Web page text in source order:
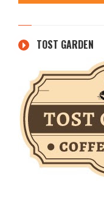
TOST GARDEN